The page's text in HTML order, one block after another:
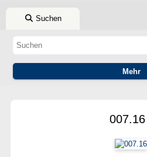
Suchen
007.16